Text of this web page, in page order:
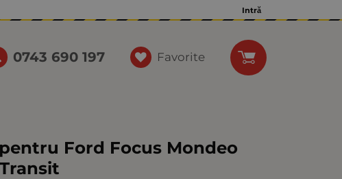
Intră
0743 690 197 Favorite
Ford Focus Mondeo